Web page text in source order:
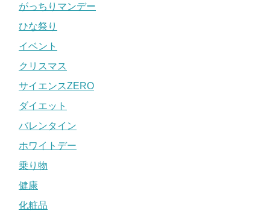
がっちりマンデー
ひな祭り
イベント
クリスマス
サイエンスZERO
ダイエット
バレンタイン
ホワイトデー
乗り物
健康
化粧品